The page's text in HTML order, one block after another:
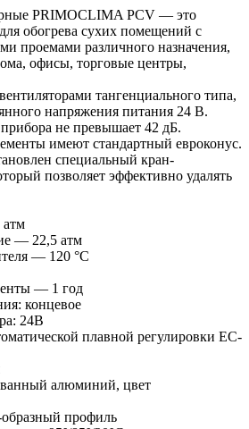
PRIMOCLIMA PCV — это
обогрева сухих помещений с
проемами различного назначения,
офисы, торговые центры,
тангенциального типа,
напряжения питания 24 В.
не превышает 42 дБ.
имеют стандартный евроконус.
специальный кран-
позволяет эффективно удалять
атм
— 22,5 атм
— 120 °С
— 1 год
концевое
24В
плавной регулировки EC-
алюминий, цвет
профиль